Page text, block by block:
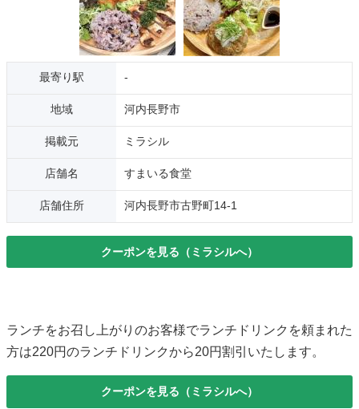
最寄り駅 -
地域 河内長野市
掲載元 ミラシル
店舗名 すまいる食堂
店舗住所 河内長野市古野町14-1
クーポンを見る（ミラシルへ）
ランチをお召し上がりのお客様でランチドリンクを頼まれた
方は220円のランチドリンクから20円割引いたします。
クーポンを見る（ミラシルへ）